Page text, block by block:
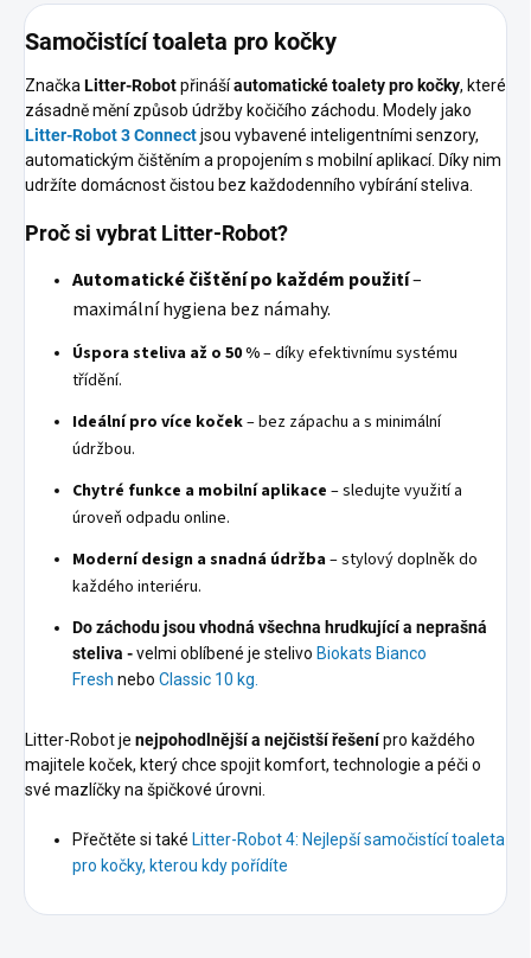
Samočistící toaleta pro kočky
ZnačkaLitter-Robotpřinášíautomatické toalety pro kočky, které
zásadně mění způsob údržby kočičího záchodu. Modely jako
Litter-Robot 3 Connectjsou vybavené inteligentními senzory,
automatickým čištěním a propojením s mobilní aplikací. Díky nim
udržíte domácnost čistou bez každodenního vybírání steliva.
Proč si vybrat Litter-Robot?
Automatické čištění po každém použití–
maximální hygiena bez námahy.
Úspora steliva až o 50 %– díky efektivnímu systému
třídění.
Ideální pro více koček– bez zápachu a s minimální
údržbou.
Chytré funkce a mobilní aplikace – sledujte využití a
úroveň odpadu online.
Moderní design a snadná údržba – stylový doplněk do
každého interiéru.
Do záchodu jsou vhodná všechna hrudkující a neprašná
steliva -velmi oblíbené je stelivo Biokats Bianco
Fresh nebo Classic 10 kg.
Litter-Robot je nejpohodlnější a nejčistší řešenípro každého
majitele koček, který chce spojit komfort, technologie a péči o
své mazlíčky na špičkové úrovni.
Přečtěte si také Litter-Robot 4: Nejlepší samočistící toaleta
pro kočky, kterou kdy pořídíte